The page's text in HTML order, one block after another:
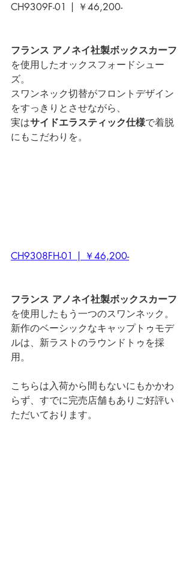
CH9309F-01 | ￥46,200-
フランス アノネイ社製ボックスカーフ
を使用したオックスフォードシュー
ズ。
スワンネック切替がフロントデザイン
をすっきりとさせながら、
実はサイドエラスティック仕様で着脱
にもこだわりを。
CH9308FH-01 | ￥46,200-
フランス アノネイ社製ボックスカーフ
を使用したもう一つのスワンネック。
新作のベーシックなキャップトゥモデ
ルは、新ラストのラウンドトゥを採
用。
こちらは入荷から間もないにもかかわ
らず、すでに完売店舗もありご好評い
ただいております。